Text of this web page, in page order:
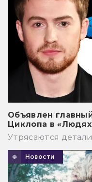
Объявлен
Циклопа в
Утрясаются
Новости